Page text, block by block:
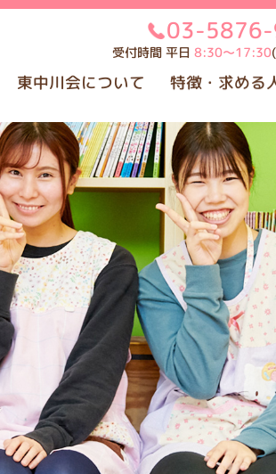
東中川会について 特徴・求める
03-5876-
受付時間 平日8:30～17:30